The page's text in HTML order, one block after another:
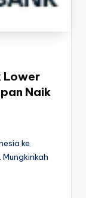
Lower
Naik
ke